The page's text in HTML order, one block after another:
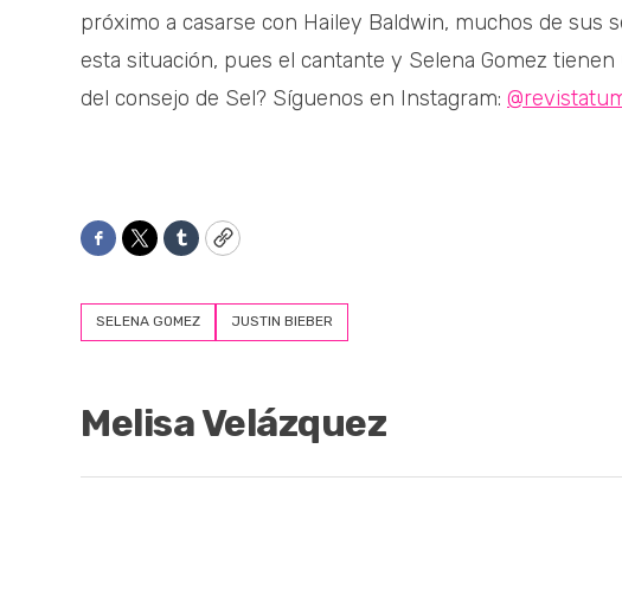
próximo a casarse con Hailey Baldwin, muchos de sus
esta situación, pues el cantante y Selena Gomez
del consejo de Sel? Síguenos en Instagram:
Facebook
TwitterTumblrCopy
SELENA GOMEZ JUSTIN BIEBER
Melisa Velázquez